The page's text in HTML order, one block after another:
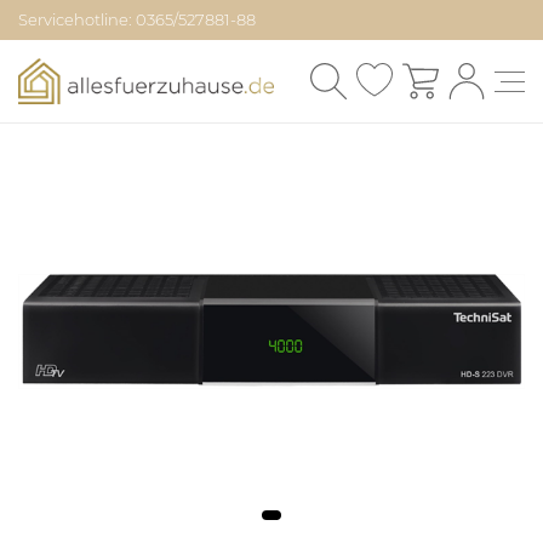
Servicehotline: 0365/527881-88